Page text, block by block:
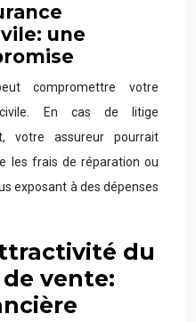
une
compromettre votre
civile. En cas de litige
votre assureur pourrait
les frais de réparation ou
exposant à des dépenses
du
vente: